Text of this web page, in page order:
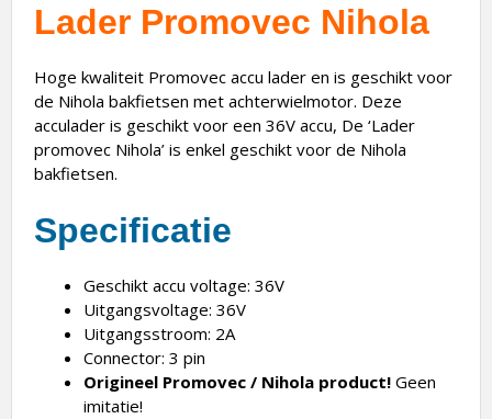
Lader Promovec Nihola
Hoge kwaliteit Promovec accu lader en is geschikt voor
de Nihola bakfietsen met achterwielmotor. Deze
acculader is geschikt voor een 36V accu, De ‘Lader
promovec Nihola’ is enkel geschikt voor de Nihola
bakfietsen.
Specificatie
Geschikt accu voltage: 36V
Uitgangsvoltage: 36V
Uitgangsstroom: 2A
Connector: 3 pin
Origineel Promovec / Nihola product! Geen
imitatie!